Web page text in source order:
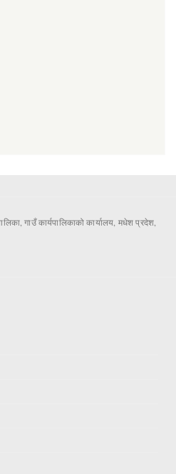
गाउँ कार्यपालिकाको कार्यालय, मधेश प्रदेश,